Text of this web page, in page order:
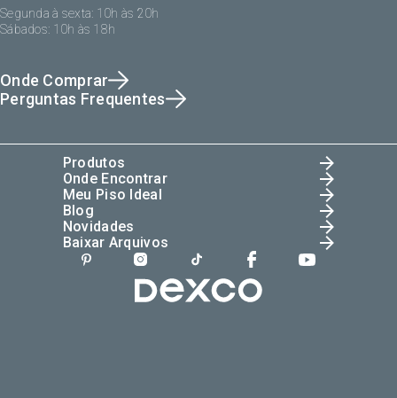
Segunda à sexta: 10h às 20h
Sábados: 10h às 18h
Onde Comprar
Perguntas Frequentes
Produtos
Onde Encontrar
Meu Piso Ideal
Blog
Novidades
Baixar Arquivos